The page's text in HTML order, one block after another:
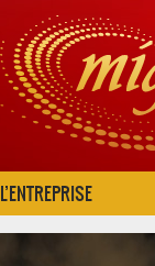
L’ENTREPRISE